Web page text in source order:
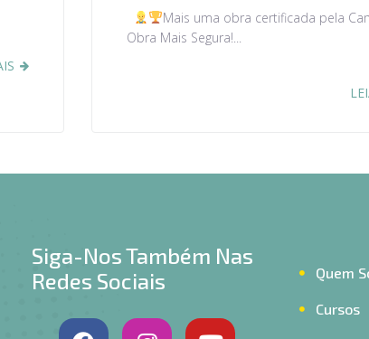
Mais uma obra certificada pela
Obra Mais Segura!...
Siga-Nos Também Nas
Redes Sociais
Quem
Cursos